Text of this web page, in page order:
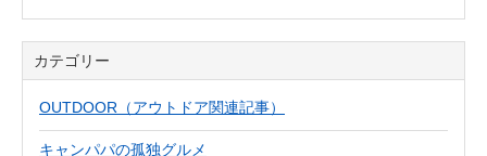
カテゴリー
OUTDOOR（アウトドア関連記事）
キャンパパの孤独グルメ